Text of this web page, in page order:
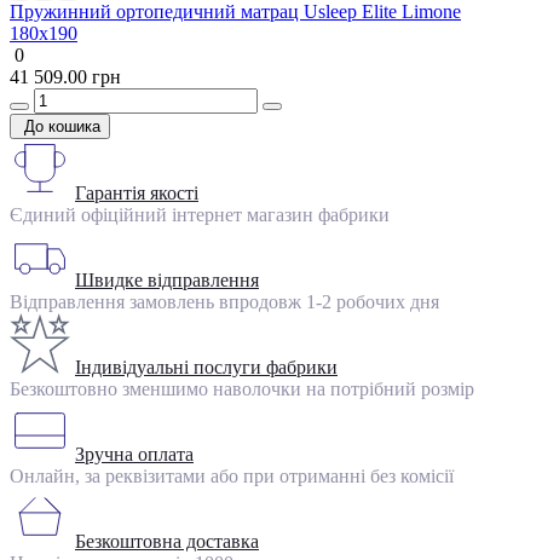
Пружинний ортопедичний матрац Usleep Elite Limone
180х190
0
41 509.00 грн
До кошика
Гарантія якості
Єдиний офіційний інтернет магазин фабрики
Швидке відправлення
Відправлення замовлень впродовж 1-2 робочих дня
Індивідуальні послуги фабрики
Безкоштовно зменшимо наволочки на потрібний розмір
Зручна оплата
Онлайн, за реквізитами або при отриманні без комісії
Безкоштовна доставка